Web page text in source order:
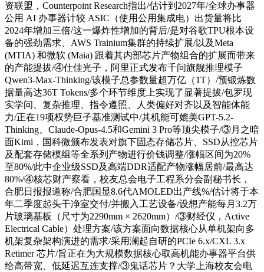
资联盟，Counterpoint Research指出/估计到2027年/全球办事器
公用 AI 办事器计较 ASIC（使用公用集成电）出货量将比
2024年增加三倍/这一爆炸性增加的背后/是对谷歌TPU根本设
备的强劲需求、AWS Trainium集群的持续扩展/以及Meta
(MTIA) 和微软 (Maia) 跟着其内部芯片产物组合的扩展而带来
的产能提拔/④仕佳光子，阿里正式发布千问旗舰推理模子
Qwen3-Max-Thinking/该模子总参数量超万亿（1T）/预锻炼数
据量高达36T Tokens/多个环节维度上实现了显著提拔/包罗现
实学问、复杂推理、指令遵照、人类偏好对齐以及智能体能
力/正在19项权势巨子基准测试中/其机能可媲美GPT-5.2-
Thinking、Claude-Opus-4.5和Gemini 3 Pro等顶尖模子/③月之暗
面Kimi，国科微颁布发表对旗下固态存储芯片、SSD从控芯片
及配套存储模组等全系列产物进行价钱调整/涨幅区间为20%
至80%/此中企业级SSD及高端DDR适配产物涨幅居前/最高达
80%/④核芯财产察看，校友总会电子工程系分会副秘书长，
合肥日报报道称/合肥国显8.6代AMOLED出产线%/估计将于本
年二季度起头干净室交付/并搬入工艺设备/设想产能每月3.2万
片玻璃基板（尺寸为2290mm × 2620mm）/③财经仪，Active
Electrical Cable）处理方案/该方案面向数据核心从单机架向多
机架复杂架构演进的需求/采用澜起自研的PCIe 6.x/CXL 3.x
Retimer 芯片/旨正在为大规模数据核心取高机能办事器平台供
给高带宽、低延迟互连支撑/③鬼话芯片？大学上海校友会电